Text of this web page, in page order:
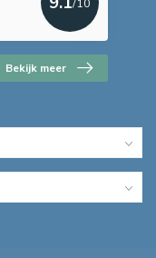
/10
Bekijk meer